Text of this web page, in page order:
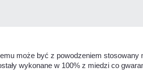
może być z powodzeniem
wykonane w 100% z miedzi co